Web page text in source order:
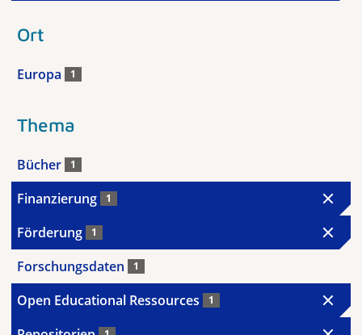
Ort
Europa 1
Thema
Bücher 1
Finanzierung 1
Förderung 1
Forschungsdaten 1
Open Educational Ressources 1